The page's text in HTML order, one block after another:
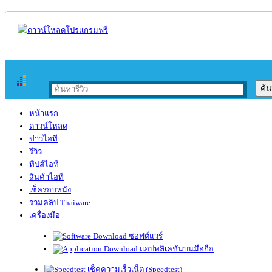
หน้าแรก
ดาวน์โหลด
ข่าวไอที
รีวิว
ทิปส์ไอที
สินค้าไอที
เช็ครอบหนัง
รวมคลิป Thaiware
เครื่องมือ
ซอฟต์แวร์
แอปพลิเคชันบนมือถือ
เช็คความเร็วเน็ต (Speedtest)